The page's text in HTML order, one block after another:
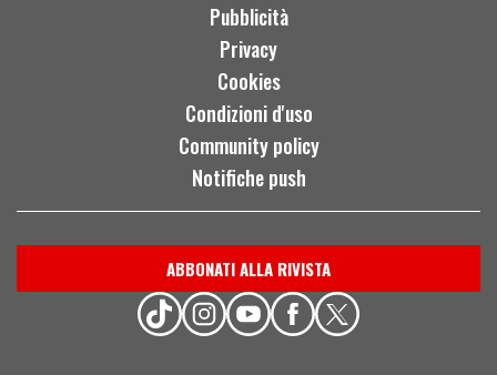
Pubblicità
Privacy
Cookies
Condizioni d'uso
Community policy
Notifiche push
ABBONATI ALLA RIVISTA